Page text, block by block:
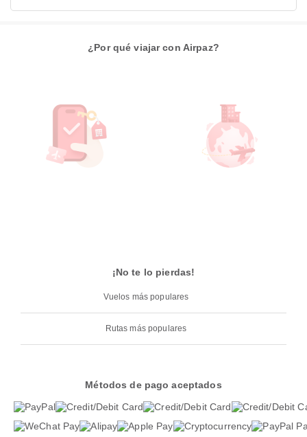
¿Por qué viajar con Airpaz?
¡No te lo pierdas!
Vuelos más populares
Rutas más populares
Métodos de pago aceptados